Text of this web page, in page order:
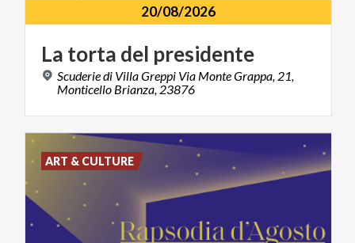
20/08/2026
La torta del presidente
Scuderie di Villa Greppi Via Monte Grappa, 21,
Monticello Brianza, 23876
ART & CULTURE